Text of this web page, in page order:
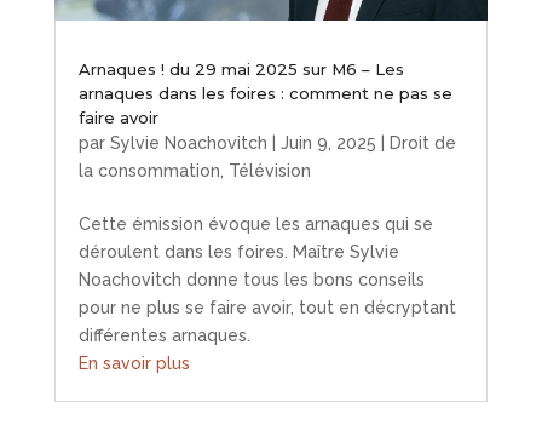
Arnaques ! du 29 mai 2025 sur M6 – Les
arnaques dans les foires : comment ne pas se
faire avoir
par Sylvie Noachovitch Juin 9, 2025
Droit de
la consommation Télévision
Cette émission évoque les arnaques qui se
déroulent dans les foires. Maître Sylvie
Noachovitch donne tous les bons conseils
pour ne plus se faire avoir, tout en décryptant
différentes arnaques.
En savoir plus